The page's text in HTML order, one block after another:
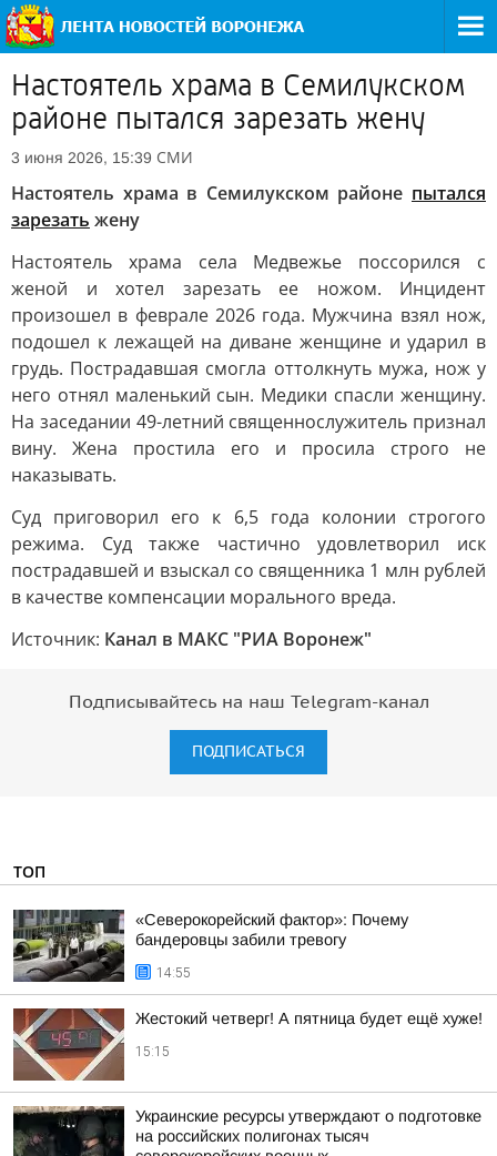
Настоятель храма в Семилукском
районе пытался зарезать жену
3 июня 2026, 15:39 СМИ
Настоятель храма в Семилукском районе пытался
зарезать жену
Настоятель храма села Медвежье поссорился с
женой и хотел зарезать ее ножом. Инцидент
произошел в феврале 2026 года. Мужчина взял нож,
подошел к лежащей на диване женщине и ударил в
грудь. Пострадавшая смогла оттолкнуть мужа, нож у
него отнял маленький сын. Медики спасли женщину.
На заседании 49-летний священнослужитель признал
вину. Жена простила его и просила строго не
наказывать.
Суд приговорил его к 6,5 года колонии строгого
режима. Суд также частично удовлетворил иск
пострадавшей и взыскал со священника 1 млн рублей
в качестве компенсации морального вреда.
Источник: Канал в МАКС "РИА Воронеж"
Подписывайтесь на наш Telegram-канал
ПОДПИСАТЬСЯ
ТОП
«Северокорейский фактор»: Почему
бандеровцы забили тревогу
14:55
Жестокий четверг! А пятница будет ещё хуже!
15:15
Украинские ресурсы утверждают о подготовке
на российских полигонах тысяч